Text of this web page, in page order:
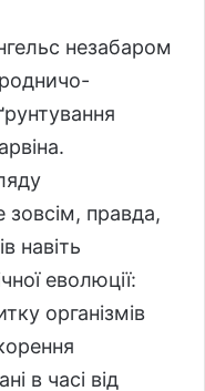
незабаром
зовсім, правда,
навіть
еволюції:
організмів
в часі від